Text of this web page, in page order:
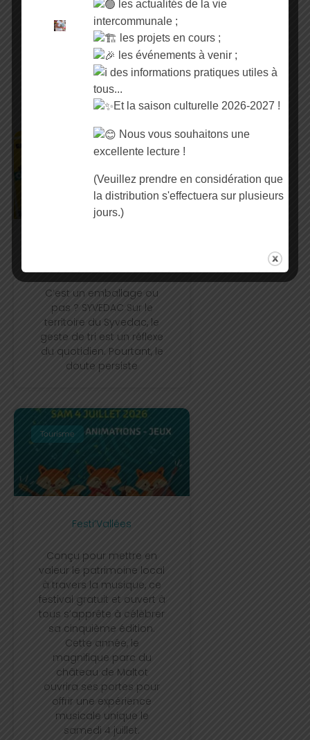
magnifique parc du
château de Maltot
ouvrira ses portes pour
offrir une expérience
musicale unique le
samedi 4 juillet.
Déchets Ménagers
C’est un emballage ou
pas ? SYVEDAC Sur le
territoire du Syvedac, le
geste de tri est un réflexe
du quotidien. Pourtant, le
doute persiste
Tourisme
Festi’Vallées
Conçu pour mettre en
valeur le patrimoine local
à travers la musique, ce
festival gratuit et ouvert à
tous s’apprête à célébrer
sa cinquième édition.
Cette année, le
magnifique parc du
château de Maltot
ouvrira ses portes pour
offrir une expérience
musicale unique le
samedi 4 juillet.
les actualités de la vie
intercommunale ;
les projets en cours ;
les événements à venir ;
des informations pratiques utiles à
tous...
Et la saison culturelle 2026-2027 !
Nous vous souhaitons une
excellente lecture !
(Veuillez prendre en considération que
la distribution s'effectuera sur plusieurs
jours.)